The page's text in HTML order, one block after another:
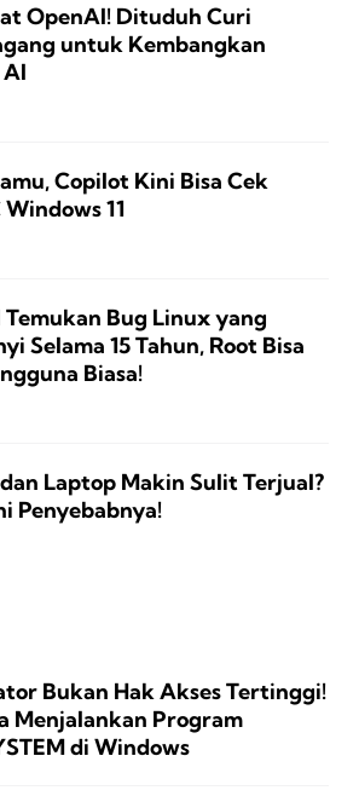
OpenAI! Dituduh Curi
untuk Kembangkan
Copilot Kini Bisa Cek
11
Bug Linux yang
Selama 15 Tahun, Root Bisa
Biasa!
Laptop Makin Sulit Terjual?
Penyebabnya!
Bukan Hak Akses Tertinggi!
Menjalankan Program
di Windows